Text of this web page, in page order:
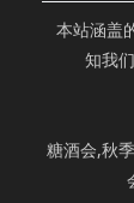
本站涵盖
知我
糖酒会,秋